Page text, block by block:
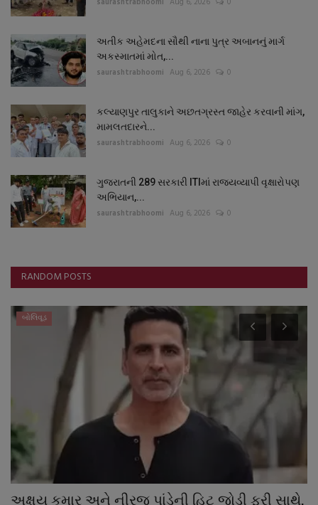
અતીક અહેમદના સૌથી નાના પુત્ર અબાનનું માર્ગ
અકસ્માતમાં મોત,...
saurashtrabhoomi Aug 6, 2026 0
કલ્યાણપુર તાલુકાને અછતગ્રસ્ત જાહેર કરવાની માંગ,
મામલતદારને...
saurashtrabhoomi Aug 6, 2026 0
ગુજરાતની 289 સરકારી ITIમાં રાજ્યવ્યાપી વૃક્ષારોપણ
અભિયાન,...
saurashtrabhoomi Aug 6, 2026 0
RANDOM POSTS
બોલિવૂડ
અક્ષય કુમાર અને નીરજ પાંડેની હિટ જોડી ફરી સાથે,